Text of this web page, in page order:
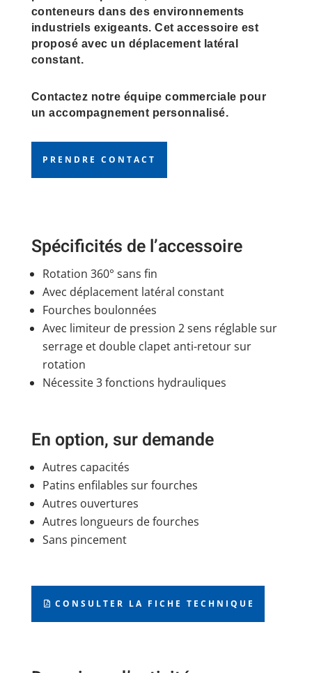
conteneurs dans des environnements
industriels exigeants. Cet accessoire est
proposé avec un déplacement latéral
constant.
Contactez notre équipe commerciale pour
un accompagnement personnalisé.
PRENDRE CONTACT
Spécificités de l’accessoire
Rotation 360° sans fin
Avec déplacement latéral constant
Fourches boulonnées
Avec limiteur de pression 2 sens réglable sur
serrage et double clapet anti-retour sur
rotation
Nécessite 3 fonctions hydrauliques
En option, sur demande
Autres capacités
Patins enfilables sur fourches
Autres ouvertures
Autres longueurs de fourches
Sans pincement
CONSULTER LA FICHE TECHNIQUE